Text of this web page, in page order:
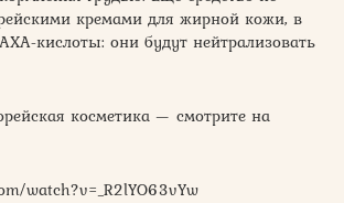
кремами для жирной кожи, в
кислоты: они будут нейтрализовать
косметика — смотрите на
watch?v=_R2lYO63vYw